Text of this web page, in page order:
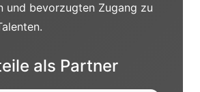
und bevorzugten Zugang zu
als Partner